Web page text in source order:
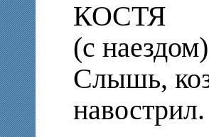
КОСТЯ
(с наездом)
Слышь,